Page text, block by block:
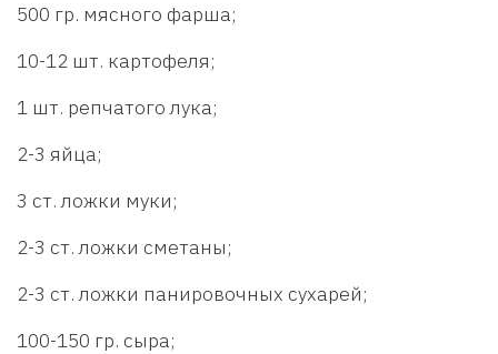
500 гр. мясного фарша;
10-12 шт. картофеля;
1 шт. репчатого лука;
2-3 яйца;
3 ст. ложки муки;
2-3 ст. ложки сметаны;
2-3 ст. ложки панировочных сухарей;
100-150 гр. сыра;